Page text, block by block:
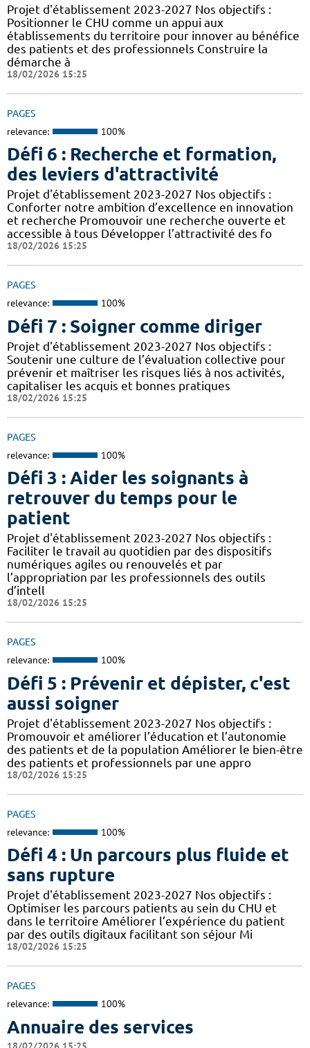
Projet d'établissement 2023-2027 Nos objectifs :
Positionner le CHU comme un appui aux
établissements du territoire pour innover au bénéfice
des patients et des professionnels Construire la
démarche à
18/02/2026 15:25
PAGES
relevance: 100%
Défi 6 : Recherche et formation,
des leviers d'attractivité
Projet d'établissement 2023-2027 Nos objectifs :
Conforter notre ambition d’excellence en innovation
et recherche Promouvoir une recherche ouverte et
accessible à tous Développer l’attractivité des fo
18/02/2026 15:25
PAGES
relevance: 100%
Défi 7 : Soigner comme diriger
Projet d'établissement 2023-2027 Nos objectifs :
Soutenir une culture de l’évaluation collective pour
prévenir et maîtriser les risques liés à nos activités,
capitaliser les acquis et bonnes pratiques
18/02/2026 15:25
PAGES
relevance: 100%
Défi 3 : Aider les soignants à
retrouver du temps pour le
patient
Projet d'établissement 2023-2027 Nos objectifs :
Faciliter le travail au quotidien par des dispositifs
numériques agiles ou renouvelés et par
l’appropriation par les professionnels des outils
d’intell
18/02/2026 15:25
PAGES
relevance: 100%
Défi 5 : Prévenir et dépister, c'est
aussi soigner
Projet d'établissement 2023-2027 Nos objectifs :
Promouvoir et améliorer l’éducation et l’autonomie
des patients et de la population Améliorer le bien-être
des patients et professionnels par une appro
18/02/2026 15:25
PAGES
relevance: 100%
Défi 4 : Un parcours plus fluide et
sans rupture
Projet d'établissement 2023-2027 Nos objectifs :
Optimiser les parcours patients au sein du CHU et
dans le territoire Améliorer l’expérience du patient
par des outils digitaux facilitant son séjour Mi
18/02/2026 15:25
PAGES
relevance: 100%
Annuaire des services